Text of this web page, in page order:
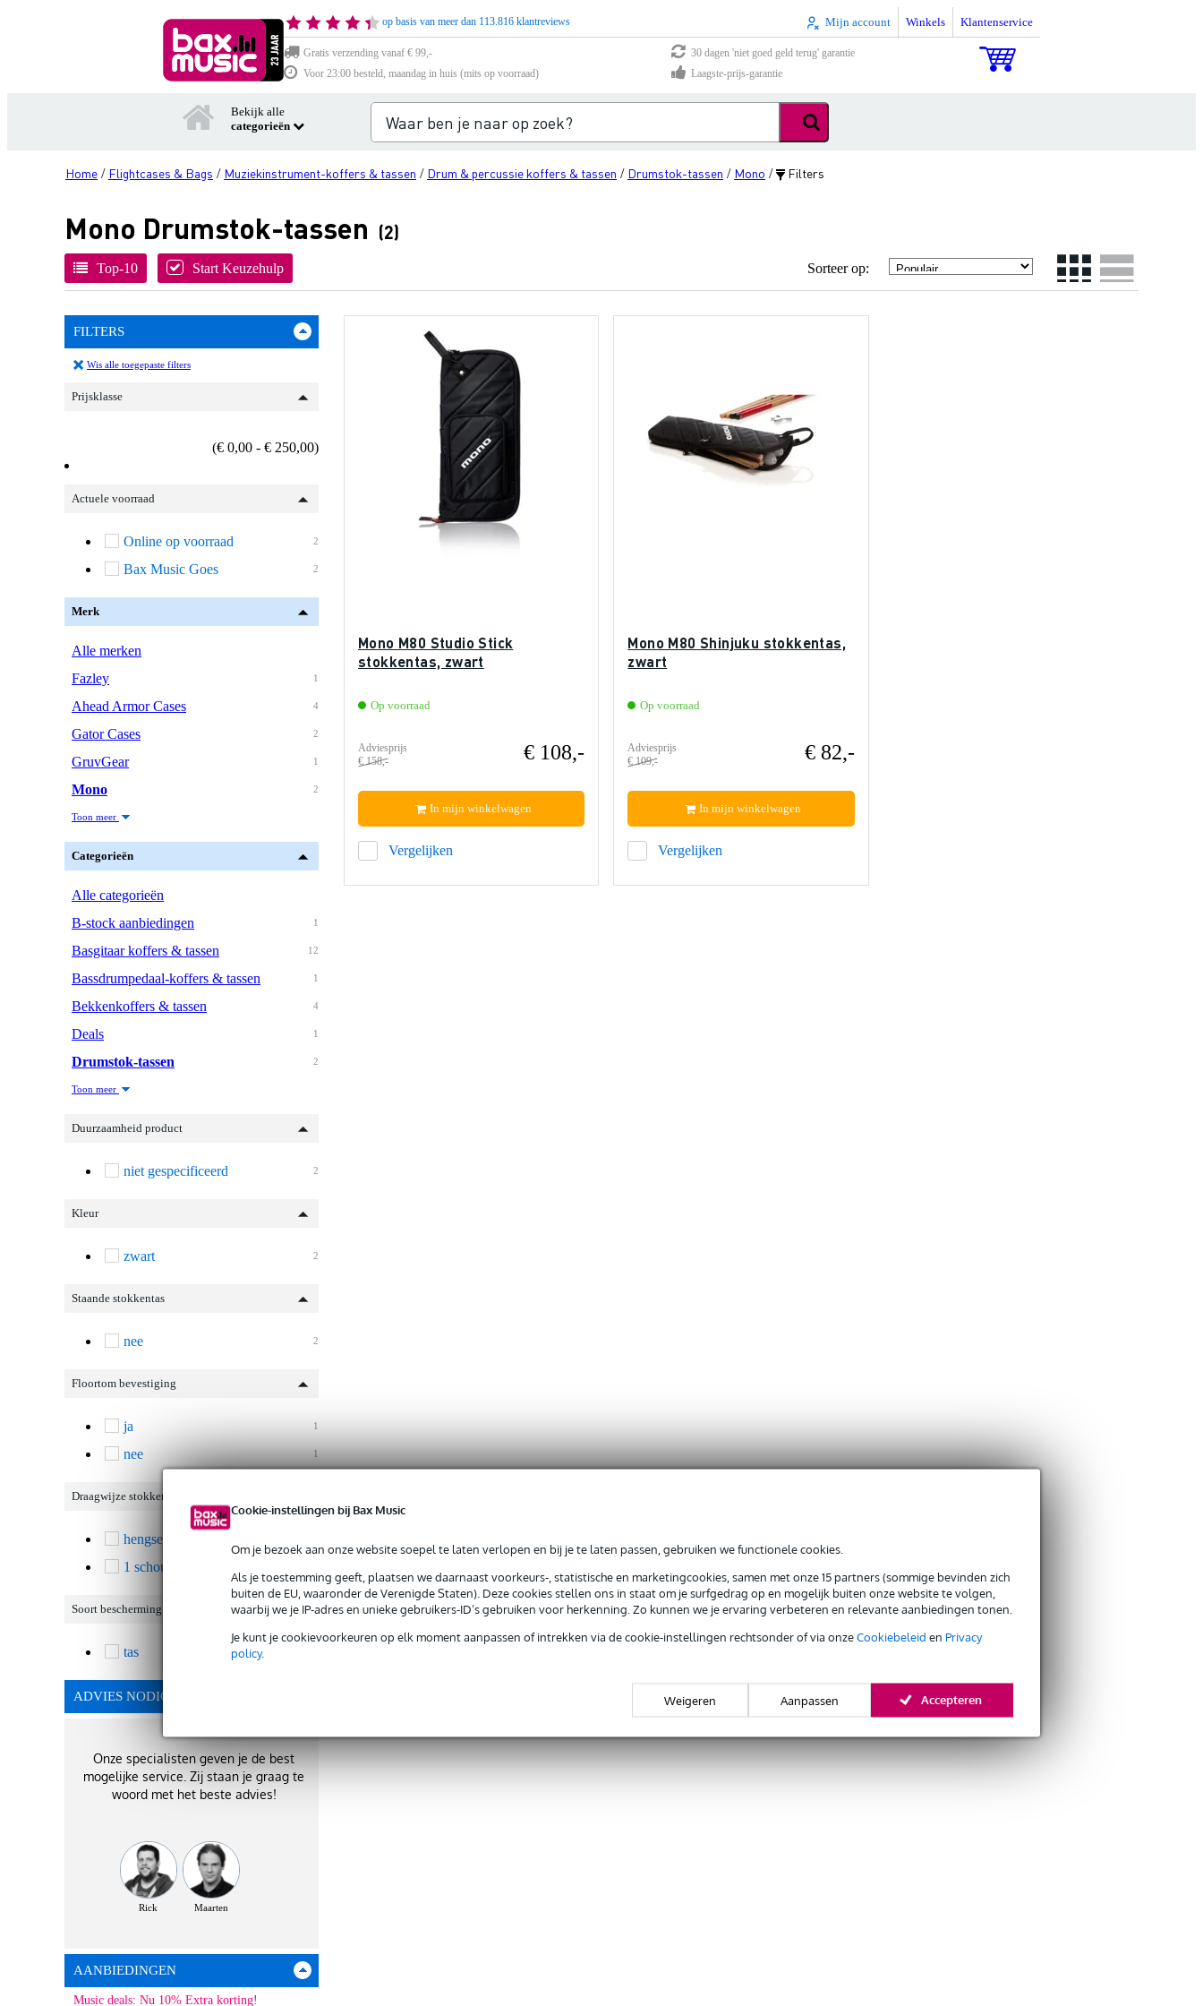
Cookie-instellingen bij Bax Music
Om je bezoek aan onze website soepel te laten verlopen en bij je te laten passen, gebruiken we functionele cookies.
Als je toestemming geeft, plaatsen we daarnaast voorkeurs-, statistische en marketingcookies, samen met onze 15 partners (sommige bevinden zich
buiten de EU, waaronder de Verenigde Staten). Deze cookies stellen ons in staat om je surfgedrag op en mogelijk buiten onze website te volgen,
waarbij we je IP-adres en unieke gebruikers-ID’s gebruiken voor herkenning. Zo kunnen we je ervaring verbeteren en relevante aanbiedingen tonen.
Je kunt je cookievoorkeuren op elk moment aanpassen of intrekken via de cookie-instellingen rechtsonder of via onzeCookiebeleid en Privacy
policy.
Weigeren Aanpassen Accepteren
op basis van meer dan 113.816 klantreviews Mijn account Winkels Klantenservice
Gratis verzending vanaf € 99,-
30 dagen 'niet goed geld terug' garantie
Voor 23:00 besteld, maandag in huis (mits op voorraad)
Laagste-prijs-garantie
Bekijk alle
categorieën
Home / Flightcases & Bags / Muziekinstrument-koffers & tassen / Drum & percussie koffers & tassen / Drumstok-tassen / Mono / Filters
Mono Drumstok-tassen (2)
Top-10 Start Keuzehulp Sorteer op:
FILTERS
Wis alle toegepaste filters
Prijsklasse
(€ 0,00 - € 250,00)
Actuele voorraad
2
Online op voorraad
2
Bax Music Goes
Merk
Alle merken
1
Fazley
4
Ahead Armor Cases
2
Gator Cases
1
GruvGear
2
Mono
Toon meer
Categorieën
Alle categorieën
1
B-stock aanbiedingen
12
Basgitaar koffers & tassen
1
Bassdrumpedaal-koffers & tassen
4
Bekkenkoffers & tassen
1
Deals
2
Drumstok-tassen
Toon meer
Duurzaamheid product
2
niet gespecificeerd
Kleur
2
zwart
Staande stokkentas
2
nee
Floortom bevestiging
1
ja
1
nee
Draagwijze stokkentas
hengsel / handvat
1 schouderband
Soort bescherming
tas
ADVIES NODIG?
Onze specialisten geven je de best
mogelijke service. Zij staan je graag te
woord met het beste advies!
Rick Maarten
AANBIEDINGEN
Music deals: Nu 10% Extra korting!
Mono M80 Studio Stick
stokkentas, zwart
Op voorraad
Adviesprijs
€ 158,-
€ 108,-
Vergelijken
In mijn winkelwagen
Mono M80 Shinjuku stokkentas,
zwart
Op voorraad
Adviesprijs
€ 109,-
€ 82,-
Vergelijken
In mijn winkelwagen